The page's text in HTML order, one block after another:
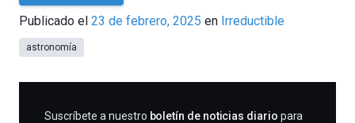
César
Tomé
Publicado el 23 de febrero, 2025 en Irreductible
astronomía
SUSCRIBIRME
Suscríbete a nuestro boletín de noticias diario para